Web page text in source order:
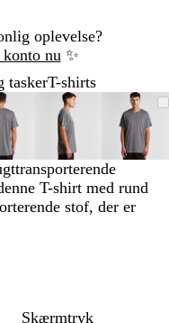
oplevelse?
nu ✨
taskerT-shirts
Zoombart
billede
Zoomet
til
minimum
Klik
for
at
udvide
Brug
tasterne
plus
og
minus
til
at
Zoombart
billede
Zoomet
til
minimum
Klik
for
at
udvide
Brug
tasterne
plus
og
minus
til
at
til
Klik
for
at
Brug
plus
og
til
at
T-shirt med rund
stof, der er
Skærmtryk